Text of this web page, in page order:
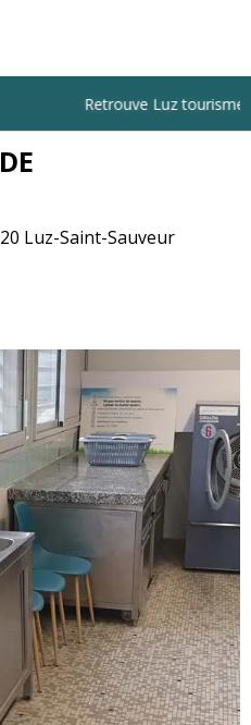
Retrouve Luz tourisme
Luz-Saint-Sauveur